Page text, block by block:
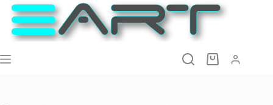
Preskoči
sadržaj
Košarica